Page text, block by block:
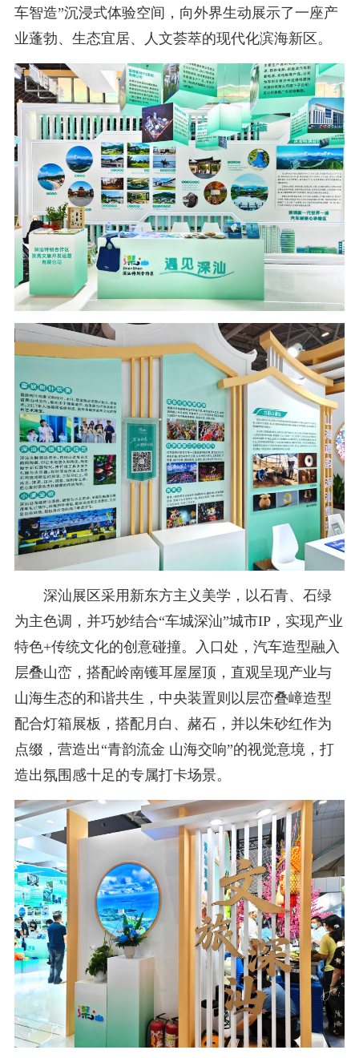
车智造”沉浸式体验空间，向外界生动展示了一座产
业蓬勃、生态宜居、人文荟萃的现代化滨海新区。
深汕展区采用新东方主义美学，以石青、石绿
为主色调，并巧妙结合“车城深汕”城市IP，实现产业
特色+传统文化的创意碰撞。入口处，汽车造型融入
层叠山峦，搭配岭南镬耳屋屋顶，直观呈现产业与
山海生态的和谐共生，中央装置则以层峦叠嶂造型
配合灯箱展板，搭配月白、赭石，并以朱砂红作为
点缀，营造出“青韵流金 山海交响”的视觉意境，打
造出氛围感十足的专属打卡场景。